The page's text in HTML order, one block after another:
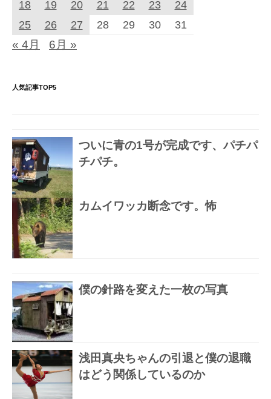
18
19 20 21 22 23
24
25
26 27 28 29 30 31
« 4月 6月 »
人気記事TOP5
ついに青の1号が完成です、パチパ
チパチ。
カムイワッカ断念です。怖
僕の針路を変えた一枚の写真
浅田真央ちゃんの引退と僕の退職
はどう関係しているのか